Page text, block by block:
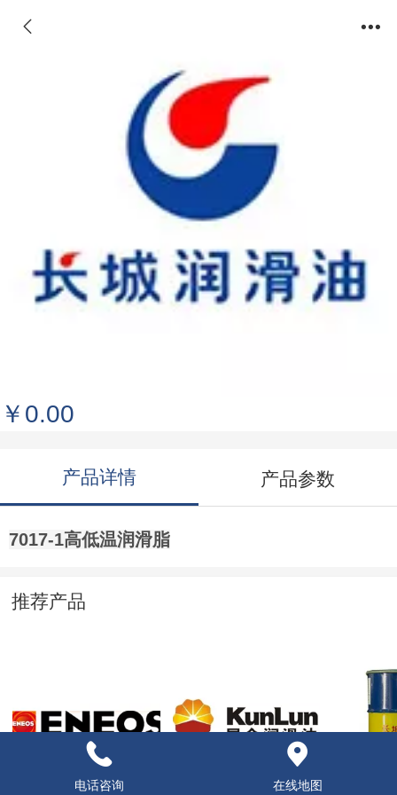
￥0.00
产品详情 产品参数
7017-1高低温润滑脂
推荐产品
BONNOC M 节能型
工业型齿轮油
电话咨询 在线地图